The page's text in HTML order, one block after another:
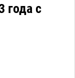
года с